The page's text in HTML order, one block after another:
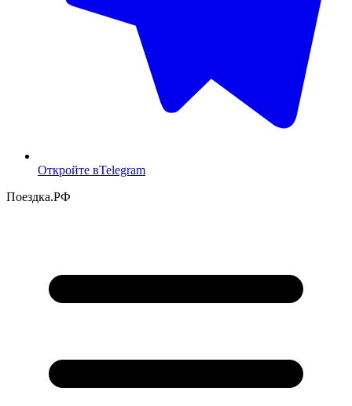
Откройте вTelegram
Поездка.РФ